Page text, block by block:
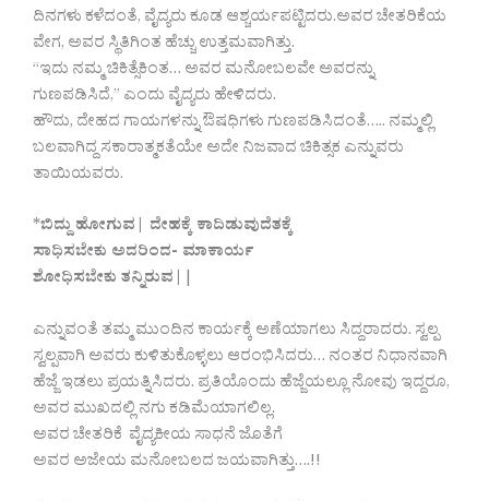
ದಿನಗಳು ಕಳೆದಂತೆ, ವೈದ್ಯರು ಕೂಡ ಆಶ್ಚರ್ಯಪಟ್ಟಿದರು.ಅವರ ಚೇತರಿಕೆಯ
ವೇಗ, ಅವರ ಸ್ಥಿತಿಗಿಂತ ಹೆಚ್ಚು ಉತ್ತಮವಾಗಿತ್ತು.
“ಇದು ನಮ್ಮ ಚಿಕಿತ್ಸೆಕಿಂತ… ಅವರ ಮನೋಬಲವೇ ಅವರನ್ನು
ಗುಣಪಡಿಸಿದೆ,” ಎಂದು ವೈದ್ಯರು ಹೇಳಿದರು.
ಹೌದು, ದೇಹದ ಗಾಯಗಳನ್ನು ಔಷಧಿಗಳು ಗುಣಪಡಿಸಿದಂತೆ….. ನಮ್ಮಲ್ಲಿ
ಬಲವಾಗಿದ್ದ ಸಕಾರಾತ್ಮಕತೆಯೇ ಅದೇ ನಿಜವಾದ ಚಿಕಿತ್ಸಕ ಎನ್ನುವರು‌
ತಾಯಿಯವರು.
*ಬಿದ್ದು ಹೋಗುವ| ದೇಹಕ್ಕೆ ಕಾದಿಡುವುದೆತಕ್ಕೆ
ಸಾಧಿಸಬೇಕು ಅದರಿಂದ- ಮಾಕಾರ್ಯ
ಶೋಧಿಸಬೇಕು ತನ್ನಿರುವ| |
ಎನ್ನುವಂತೆ ತಮ್ಮ ಮುಂದಿನ ಕಾರ್ಯಕ್ಕೆ ಅಣೆಯಾಗಲು ಸಿದ್ದರಾದರು. ಸ್ವಲ್ಪ
ಸ್ವಲ್ಪವಾಗಿ ಅವರು ಕುಳಿತುಕೊಳ್ಳಲು ಆರಂಭಿಸಿದರು… ನಂತರ ನಿಧಾನವಾಗಿ
ಹೆಜ್ಜೆ ಇಡಲು ಪ್ರಯತ್ನಿಸಿದರು. ಪ್ರತಿಯೊಂದು ಹೆಜ್ಜೆಯಲ್ಲೂ ನೋವು ಇದ್ದರೂ,
ಅವರ ಮುಖದಲ್ಲಿ ನಗು ಕಡಿಮೆಯಾಗಲಿಲ್ಲ.
ಅವರ ಚೇತರಿಕೆ ವೈದ್ಯಕೀಯ ಸಾಧನೆ ಜೊತೆಗೆ
ಅವರ ಅಜೇಯ ಮನೋಬಲದ ಜಯವಾಗಿತ್ತು….!!